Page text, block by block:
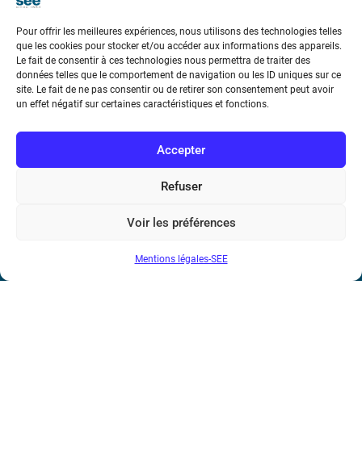
Pour offrir les meilleures expériences, nous utilisons des technologies telles
que les cookies pour stocker et/ou accéder aux informations des appareils.
Le fait de consentir à ces technologies nous permettra de traiter des
données telles que le comportement de navigation ou les ID uniques sur ce
site. Le fait de ne pas consentir ou de retirer son consentement peut avoir
un effet négatif sur certaines caractéristiques et fonctions.
Accepter
Refuser
Voir les préférences
Mentions légales-SEE
REE 2025-1 (Papier)
Société de l’Electricité, de l’Electronique et des Technologies